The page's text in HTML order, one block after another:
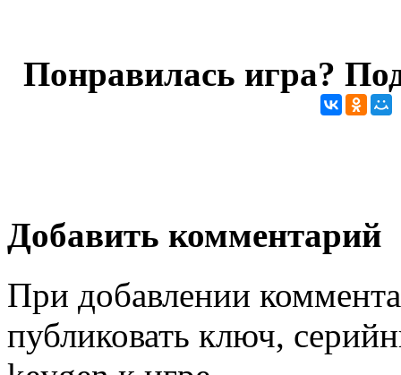
Понравилась игра?
Добавить комментарий
При добавлении
публиковать ключ,